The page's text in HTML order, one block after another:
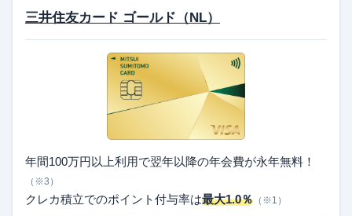
三井住友カード ゴールド（NL）
年間100万円以上利用で翌年以降の年会費が永年無料！
（※3）
クレカ積立でのポイント付与率は最大1.0％ （※1）